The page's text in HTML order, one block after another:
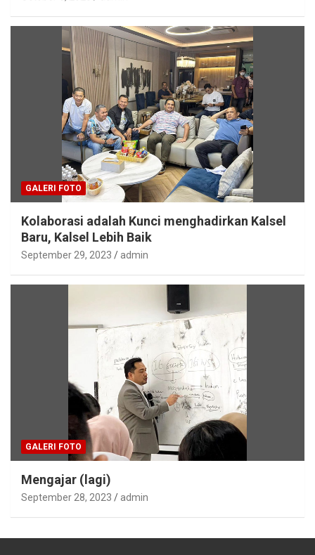
GALERI FOTO
Kolaborasi adalah Kunci menghadirkan Kalsel
Baru, Kalsel Lebih Baik
September 29, 2023 admin
GALERI FOTO
Mengajar (lagi)
September 28, 2023 admin